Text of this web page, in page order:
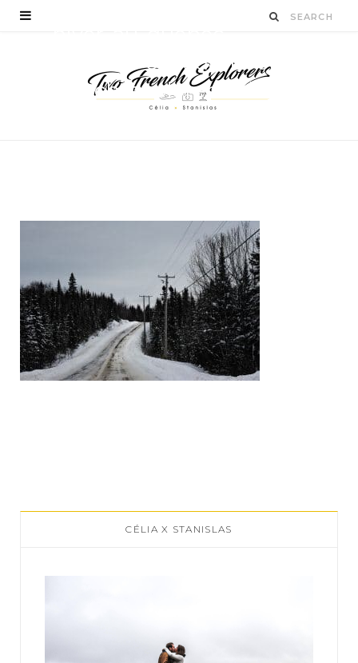
roadtrip-canada-two-
french-explorers-blog-
voyage-18
CÉLIA X STANISLAS